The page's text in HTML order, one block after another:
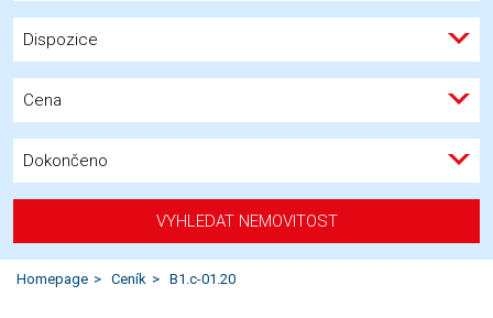
Dispozice
Cena
Dokončeno
VYHLEDAT NEMOVITOST
Homepage Ceník B1.c-01.20